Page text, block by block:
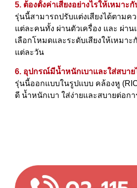
5. ต้องตั้งค่าเสียงอย่างไรให้เหมาะ
รุ่นนี้สามารถปรับแต่งเสียงได้ตามค
แต่ละคนทั้ง ผ่านตัวเครื่อง และ ผ่า
เลือกโหมดและระดับเสียงให้เหมา
แต่ละวัน
6. อุปกรณ์มีน้ำหนักเบาและใส่สบาย
รุ่นนี้ออกแบบในรูปแบบ คล้องหู
ดี น้ำหนักเบา ใส่ง่ายและสบายต่อก